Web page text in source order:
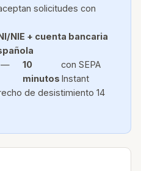
solicitudes con
NIE + cuenta bancaria
—
10
minutos
con SEPA
Instant
de desistimiento 14